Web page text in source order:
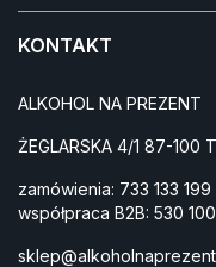
KONTAKT
ALKOHOL NA PREZENT
ŻEGLARSKA 4/1 87-100
zamówienia: 733 133 199
współpraca B2B: 530